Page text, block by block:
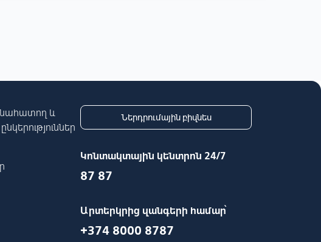
և
Ներդրումային բիզնես
Կոնտակտային կենտրոն 24/7
87 87
Արտերկրից զանգերի համար՝
+374 8000 8787